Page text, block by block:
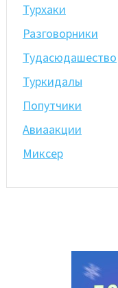
Турхаки
Разговорники
Тудасюдашество
Туркидалы
Попутчики
Авиаакции
Миксер